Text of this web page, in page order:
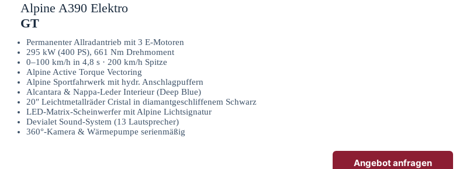
Alpine A390 Elektro
GT
Permanenter Allradantrieb mit 3 E-Motoren
295 kW (400 PS), 661 Nm Drehmoment
0–100 km/h in 4,8 s · 200 km/h Spitze
Alpine Active Torque Vectoring
Alpine Sportfahrwerk mit hydr. Anschlagpuffern
Alcantara & Nappa-Leder Interieur (Deep Blue)
20″ Leichtmetallräder Cristal in diamantgeschliffenem Schwarz
LED-Matrix-Scheinwerfer mit Alpine Lichtsignatur
Devialet Sound-System (13 Lautsprecher)
360°-Kamera & Wärmepumpe serienmäßig
Angebot anfragen